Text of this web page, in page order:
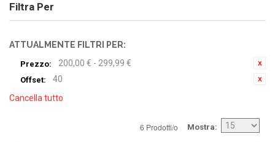
Filtra Per
ATTUALMENTE FILTRI PER:
Prezzo: 200,00 € - 299,99 €
Offset:
40
Cancella tutto
6 Prodotti/o Mostra